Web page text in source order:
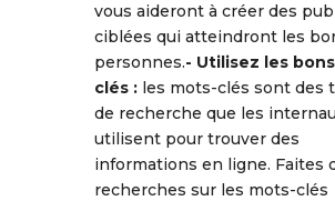
vous aideront à créer des
ciblées qui atteindront les
personnes.- Utilisez les
clés : les mots-clés sont des
de recherche que les
utilisent pour trouver des
informations en ligne. Faites
recherches sur les mots-clés